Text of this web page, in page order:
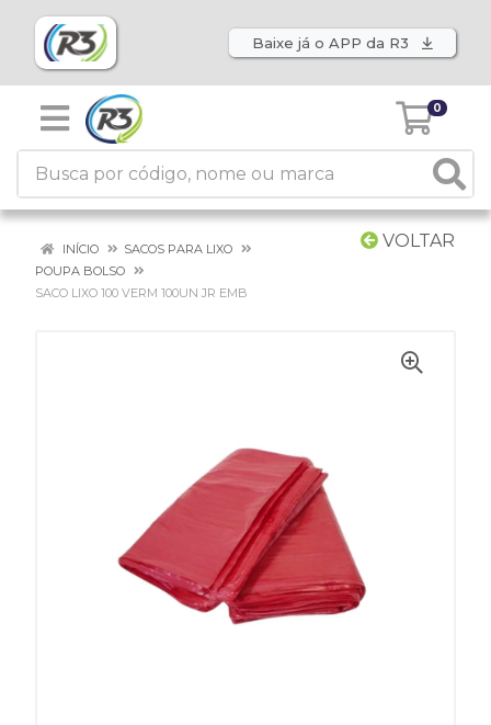
Baixe já o APP da R3
0
VOLTAR
INÍCIO
SACOS PARA LIXO
POUPA BOLSO
SACO LIXO 100 VERM 100UN JR EMB